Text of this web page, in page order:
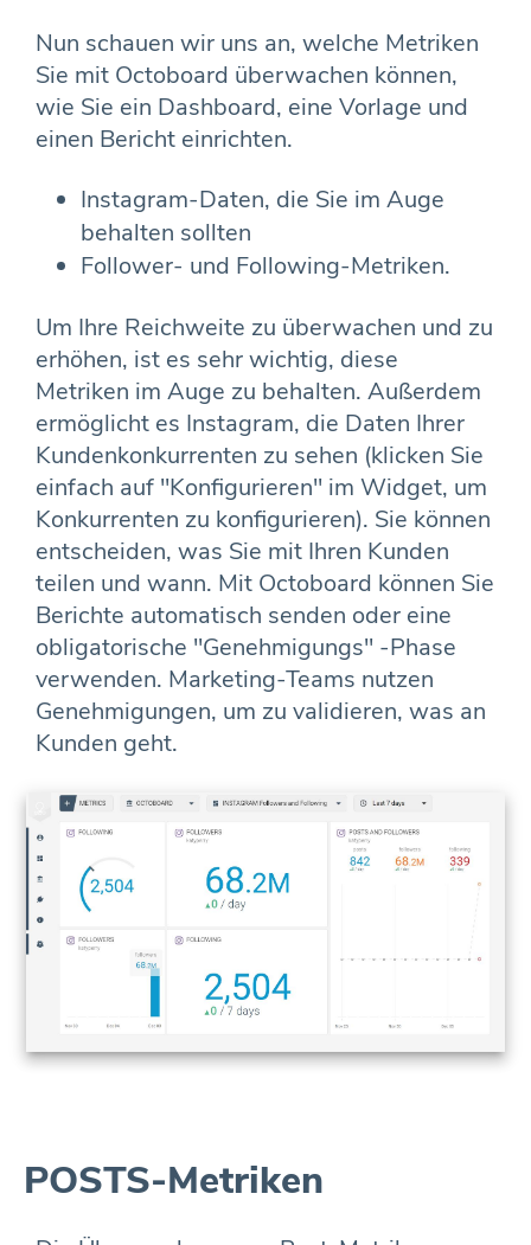
Nun schauen wir uns an, welche Metriken
Sie mit Octoboard überwachen können,
wie Sie ein Dashboard, eine Vorlage und
einen Bericht einrichten.
Instagram-Daten, die Sie im Auge
behalten sollten
Follower- und Following-Metriken.
Um Ihre Reichweite zu überwachen und zu
erhöhen, ist es sehr wichtig, diese
Metriken im Auge zu behalten. Außerdem
ermöglicht es Instagram, die Daten Ihrer
Kundenkonkurrenten zu sehen (klicken Sie
einfach auf "Konfigurieren" im Widget, um
Konkurrenten zu konfigurieren). Sie können
entscheiden, was Sie mit Ihren Kunden
teilen und wann. Mit Octoboard können Sie
Berichte automatisch senden oder eine
obligatorische "Genehmigungs" -Phase
verwenden. Marketing-Teams nutzen
Genehmigungen, um zu validieren, was an
Kunden geht.
POSTS-Metriken